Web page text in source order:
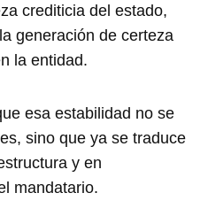
crediticia del estado,
generación de certeza
la entidad.
esa estabilidad no se
sino que ya se traduce
y en
mandatario.